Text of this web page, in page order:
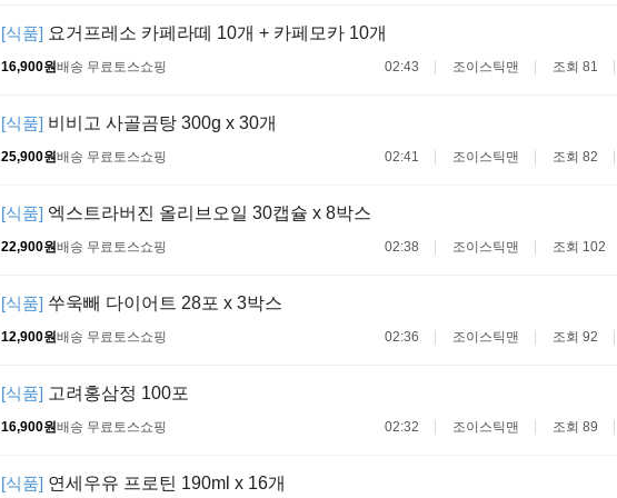
[식품] 요거프레소 카페라떼 10개 + 카페모카 10개
16,900원배송 무료 토스쇼핑 02:43 조이스틱맨 조회 81
[식품] 비비고 사골곰탕 300g x 30개
25,900원배송 무료 토스쇼핑 02:41 조이스틱맨 조회 82
[식품] 엑스트라버진 올리브오일 30캡슐 x 8박스
22,900원배송 무료 토스쇼핑 02:38 조이스틱맨 조회 102
[식품] 쑤욱빼 다이어트 28포 x 3박스
12,900원배송 무료 토스쇼핑 02:36 조이스틱맨 조회 92
[식품] 고려홍삼정 100포
16,900원배송 무료 토스쇼핑 02:32 조이스틱맨 조회 89
[식품] 연세우유 프로틴 190ml x 16개